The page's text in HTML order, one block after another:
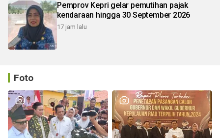
Pemprov Kepri gelar pemutihan pajak
kendaraan hingga 30 September 2026
17 jam lalu
Foto